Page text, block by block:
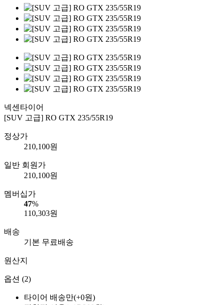
넥센타이어
[SUV 고급] RO GTX 235/55R19
정상가
210,100원
일반 회원가
210,100원
멤버십가
47%
110,303원
배송
기본 무료배송
원산지
옵션 (2)
타이어 배송만(+0원)